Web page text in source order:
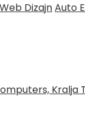
Web DizajnAuto
Kralja